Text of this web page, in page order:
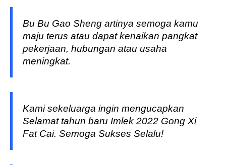
Bu Bu Gao Sheng artinya semoga kamu
maju terus atau dapat kenaikan pangkat
pekerjaan, hubungan atau usaha
meningkat.
Kami sekeluarga ingin mengucapkan
Selamat tahun baru Imlek 2022 Gong Xi
Fat Cai. Semoga Sukses Selalu!